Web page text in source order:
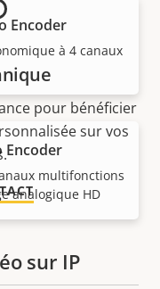
Encoder
à 4 canaux
Encoder
multifonctions
analogique HD
sur IP
pour bénéficier
sur vos